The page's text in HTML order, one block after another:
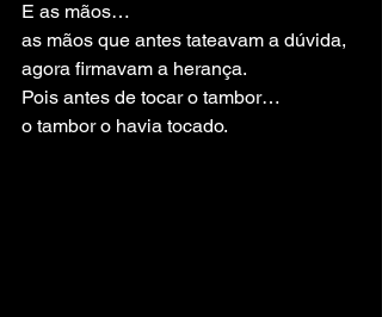
E as mãos…
as mãos que antes tateavam a dúvida,
agora firmavam a herança.
Pois antes de tocar o tambor…
o tambor o havia tocado.